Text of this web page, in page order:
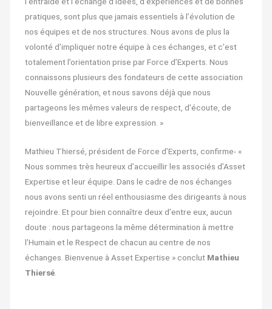
pratiques, sont plus que jamais essentiels à l’évolution de
nos équipes et de nos structures. Nous avons de plus la
volonté d’impliquer notre équipe à ces échanges, et c’est
totalement l’orientation prise par Force d’Experts. Nous
connaissons plusieurs des fondateurs de cette association
Nouvelle génération, et nous savons déjà que nous
partageons les mêmes valeurs de respect, d’écoute, de
bienveillance et de libre expression. »
Mathieu Thiersé, président de Force d’Experts, confirme- «
Nous sommes très heureux d’accueillir les associés d’Asset
Expertise et leur équipe. Dans le cadre de nos échanges
nous avons senti un réel enthousiasme des dirigeants à nous
rejoindre. Et pour bien connaître deux d’entre eux, aucun
doute : nous partageons la même détermination à mettre
l’Humain et le Respect de chacun au centre de nos
échanges. Bienvenue à Asset Expertise » conclut Mathieu
Thiersé.